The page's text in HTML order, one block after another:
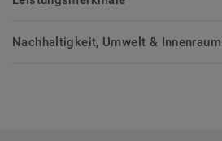
Nachhaltigkeit, Umwelt &